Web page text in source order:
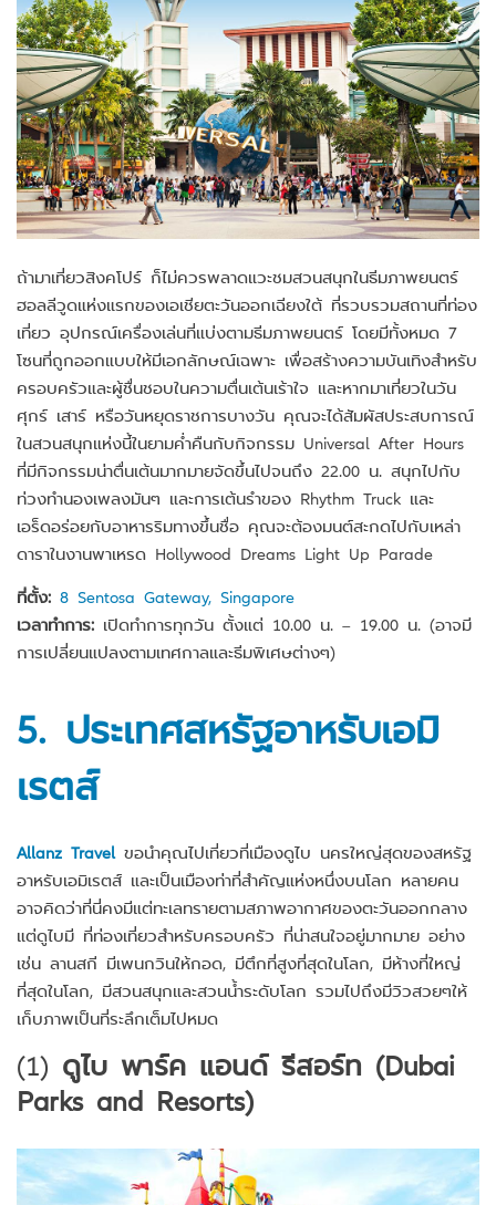
ถ้ามาเที่ยวสิงคโปร์ ก็ไม่ควรพลาดแวะชมสวนสนุกในธีมภาพยนตร์
ฮอลลีวูดแห่งแรกของเอเชียตะวันออกเฉียงใต้ ที่รวบรวมสถานที่ท่อง
เที่ยว อุปกรณ์เครื่องเล่นที่แบ่งตามธีมภาพยนตร์ โดยมีทั้งหมด 7
โซนที่ถูกออกแบบให้มีเอกลักษณ์เฉพาะ เพื่อสร้างความบันเทิงสำหรับ
ครอบครัวและผู้ชื่นชอบในความตื่นเต้นเร้าใจ และหากมาเที่ยวในวัน
ศุกร์ เสาร์ หรือวันหยุดราชการบางวัน คุณจะได้สัมผัสประสบการณ์
ในสวนสนุกแห่งนี้ในยามค่ำคืนกับกิจกรรม Universal After Hours
ที่มีกิจกรรมน่าตื่นเต้นมากมายจัดขึ้นไปจนถึง 22.00 น. สนุกไปกับ
ท่วงทำนองเพลงมันๆ และการเต้นรำของ Rhythm Truck และ
เอร็ดอร่อยกับอาหารริมทางขึ้นชื่อ คุณจะต้องมนต์สะกดไปกับเหล่า
ดาราในงานพาเหรด Hollywood Dreams Light Up Parade
ที่ตั้ง: 8 Sentosa Gateway, Singapore
เวลาทำการ: เปิดทำการทุกวัน ตั้งแต่ 10.00 น. – 19.00 น. (อาจมี
การเปลี่ยนแปลงตามเทศกาลและธีมพิเศษต่างๆ)
5. ประเทศสหรัฐอาหรับเอมิ
เรตส์
Allanz Travel ขอนำคุณไปเที่ยวที่เมืองดูไบ นครใหญ่สุดของสหรัฐ
อาหรับเอมิเรตส์ และเป็นเมืองท่าที่สำคัญแห่งหนึ่งบนโลก หลายคน
อาจคิดว่าที่นี่คงมีแต่ทะเลทรายตามสภาพอากาศของตะวันออกกลาง
แต่ดูไบมี ที่ท่องเที่ยวสำหรับครอบครัว ที่น่าสนใจอยู่มากมาย อย่าง
เช่น ลานสกี มีเพนกวินให้กอด, มีตึกที่สูงที่สุดในโลก, มีห้างที่ใหญ่
ที่สุดในโลก, มีสวนสนุกและสวนน้ำระดับโลก รวมไปถึงมีวิวสวยๆให้
เก็บภาพเป็นที่ระลึกเต็มไปหมด
(1) ดูไบ พาร์ค แอนด์ รีสอร์ท (Dubai
Parks and Resorts)